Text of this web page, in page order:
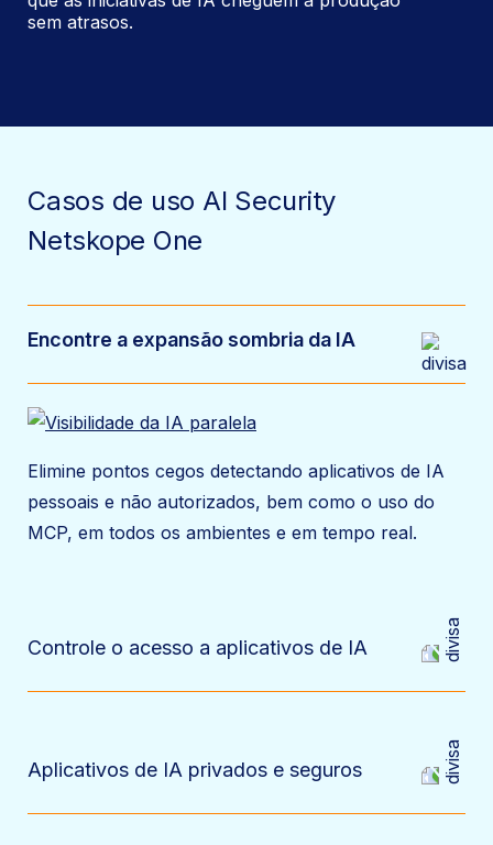
sem atrasos.
Casos de uso AI Security
Netskope One
Encontre a expansão sombria da IA
Elimine pontos cegos detectando aplicativos de IA
pessoais e não autorizados, bem como o uso do
MCP, em todos os ambientes e em tempo real.
Controle o acesso a aplicativos de IA
Aplicativos de IA privados e seguros